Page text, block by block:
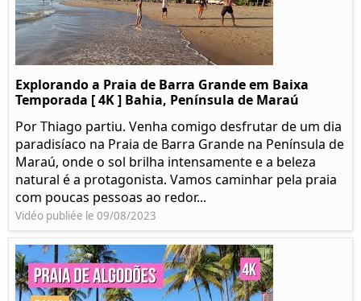
Explorando a Praia de Barra Grande em Baixa
Temporada [ 4K ] Bahia, Península de Maraú
Por Thiago partiu. Venha comigo desfrutar de um dia
paradisíaco na Praia de Barra Grande na Península de
Maraú, onde o sol brilha intensamente e a beleza
natural é a protagonista. Vamos caminhar pela praia
com poucas pessoas ao redor...
Vidéo publiée le 09/08/2023